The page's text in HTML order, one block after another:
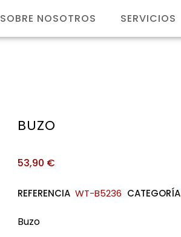
SOBRE NOSOTROS SERVICIOS
BUZO
53,90 €
REFERENCIA WT-B5236 CATEGORÍA
Buzo